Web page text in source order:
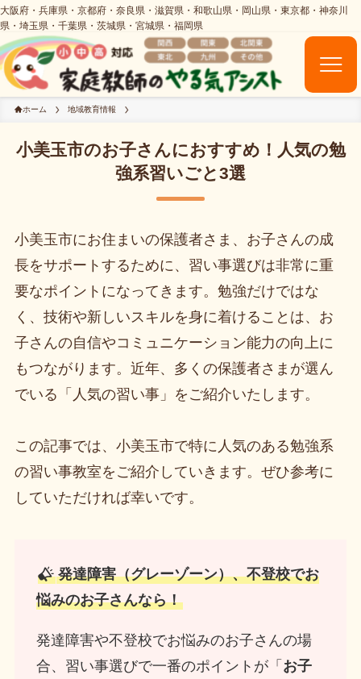
ホーム 地域教育情報
小美玉市のお子さんにおすすめ！人気の勉
強系習いごと3選
小美玉市にお住まいの保護者さま、お子さんの成
長をサポートするために、習い事選びは非常に重
要なポイントになってきます。勉強だけではな
く、技術や新しいスキルを身に着けることは、お
子さんの自信やコミュニケーション能力の向上に
もつながります。近年、多くの保護者さまが選ん
でいる「人気の習い事」をご紹介いたします。
この記事では、小美玉市で特に人気のある勉強系
の習い事教室をご紹介していきます。ぜひ参考に
していただければ幸いです。
発達障害（グレーゾーン）、不登校でお
悩みのお子さんなら！
発達障害や不登校でお悩みのお子さんの場
合、習い事選びで一番のポイントが「 お子